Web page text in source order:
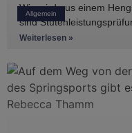
Allgemein
Wie wird aus einem
sind
Einblicke in die
Weiterlesen »